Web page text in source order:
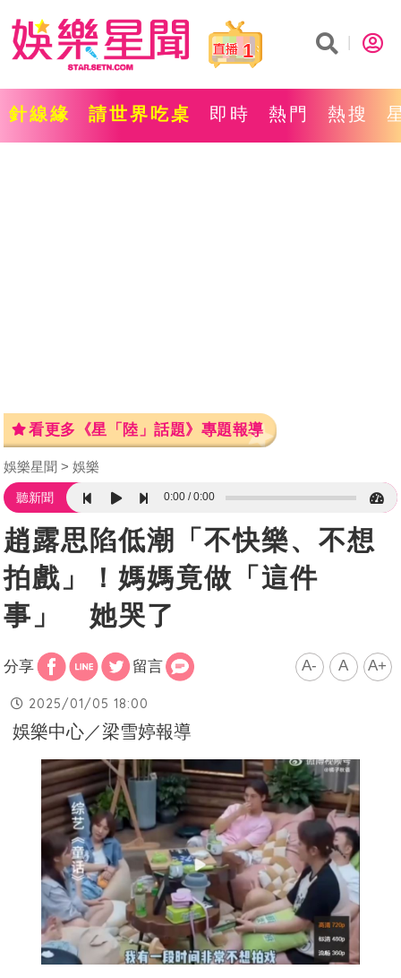
1
針線緣 請世界吃桌 即時 熱門 熱搜
看更多《星「陸」話題》專題報導
娛樂星聞 娛樂
聽新聞 0:00 0:00
趙露思陷低潮「不快樂、不想
拍戲」！媽媽竟做「這件
事」 她哭了
分享 留言 A- A A+
2025/01/05 18:00
娛樂中心／梁雪婷報導